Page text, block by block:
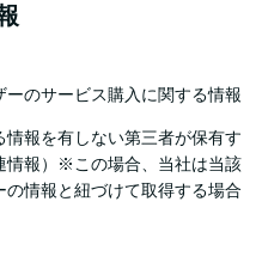
のサービス購入に関する情報
報を有しない第三者が保有す
情報）※この場合、当社は当該
情報と紐づけて取得する場合